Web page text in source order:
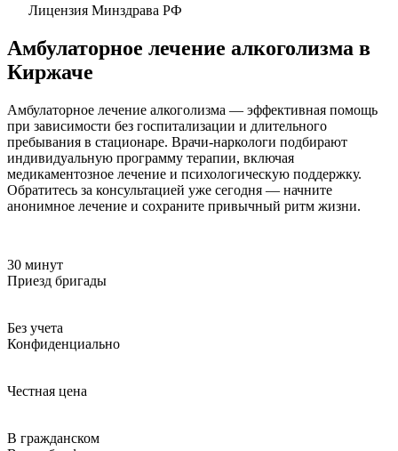
Лицензия Минздрава РФ
Амбулаторное лечение алкоголизма в
Киржаче
Амбулаторное лечение алкоголизма — эффективная помощь
при зависимости без госпитализации и длительного
пребывания в стационаре. Врачи-наркологи подбирают
индивидуальную программу терапии, включая
медикаментозное лечение и психологическую поддержку.
Обратитесь за консультацией уже сегодня — начните
анонимное лечение и сохраните привычный ритм жизни.
30 минут
Приезд бригады
Без учета
Конфиденциально
Честная цена
В гражданском